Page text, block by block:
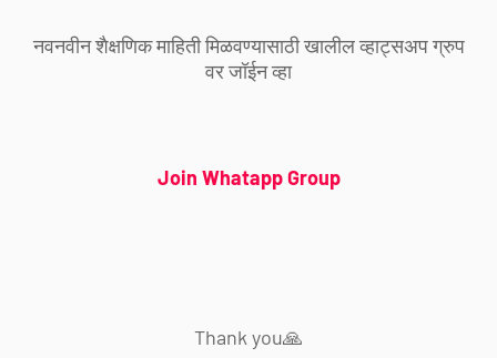
नवनवीन शैक्षणिक माहिती मिळवण्यासाठी खालील व्हाट्सअप ग्रुप
वर जॉईन व्हा
Join Whatapp Group
Thank you🙏